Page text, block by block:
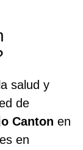
salud y
de
Canton en
en